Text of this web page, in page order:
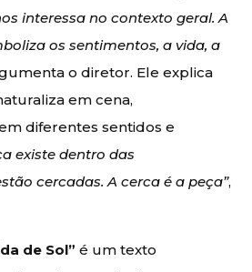
interessa no contexto geral. A
os sentimentos, a vida, a
o diretor. Ele explica
em cena,
diferentes sentidos e
existe dentro das
cercadas. A cerca é a peça”,
de Sol” é um texto